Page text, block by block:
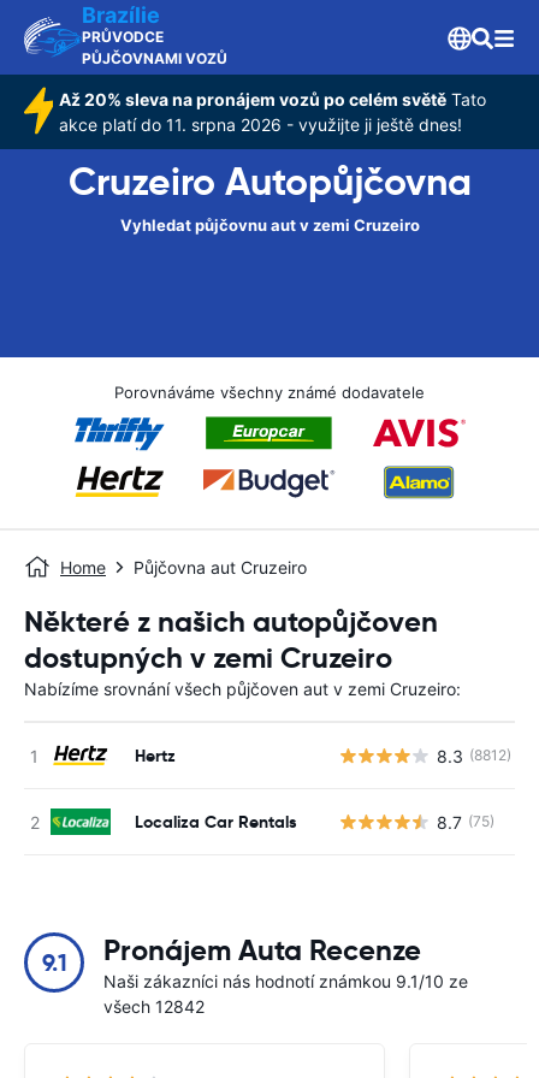
Brazílie
PRŮVODCE
PŮJČOVNAMI VOZŮ
Až 20% sleva na pronájem vozů po celém světě Tato
akce platí do 11. srpna 2026 - využijte ji ještě dnes!
Cruzeiro Autopůjčovna
Vyhledat půjčovnu aut v zemi Cruzeiro
Porovnáváme všechny známé dodavatele
Home Půjčovna aut Cruzeiro
Některé z našich autopůjčoven
dostupných v zemi Cruzeiro
Nabízíme srovnání všech půjčoven aut v zemi Cruzeiro:
Hertz 8.3 (8812)
Localiza Car Rentals 8.7 (75)
9.1 Pronájem Auta Recenze
Naši zákazníci nás hodnotí známkou 9.1/10 ze
všech 12842